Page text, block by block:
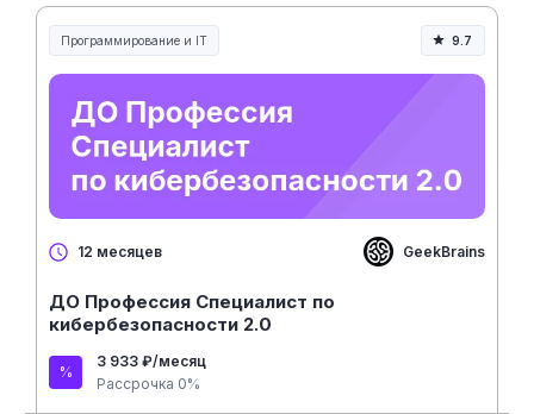
Программирование и IT 9.7
12 месяцев GeekBrains
ДО Профессия Специалист по
кибербезопасности 2.0
3 933 ₽/месяц
Рассрочка 0%